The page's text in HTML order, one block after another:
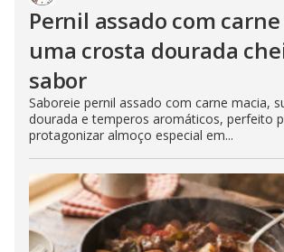
Pernil assado com
uma crosta dourada
sabor
Saboreie pernil assado com carne macia,
dourada e temperos aromáticos, perfeito
protagonizar almoço especial em...